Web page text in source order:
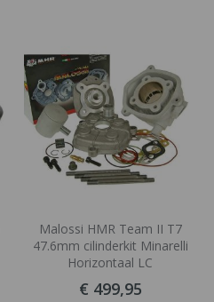
Malossi HMR Team II T7
47.6mm cilinderkit Minarelli
Horizontaal LC
€ 499,95